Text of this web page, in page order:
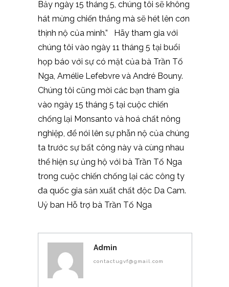
Bảy ngày 15 tháng 5, chúng tôi sẽ không
hát mừng chiến thắng mà sẽ hét lên cơn
thịnh nộ của mình.” Hãy tham gia với
chúng tôi vào ngày 11 tháng 5 tại buổi
họp báo với sự có mặt của bà Trần Tố
Nga, Amélie Lefebvre và André Bouny.
Chúng tôi cũng mời các bạn tham gia
vào ngày 15 tháng 5 tại cuộc chiến
chống lại Monsanto và hoá chất nông
nghiệp, để nói lên sự phẫn nộ của chúng
ta trước sự bất công này và cùng nhau
thể hiện sự ủng hộ với bà Trần Tố Nga
trong cuộc chiến chống lại các công ty
đa quốc gia sản xuất chất độc Da Cam.
Uỷ ban Hỗ trợ bà Trần Tố Nga
Admin
contactugvf@gmail.com